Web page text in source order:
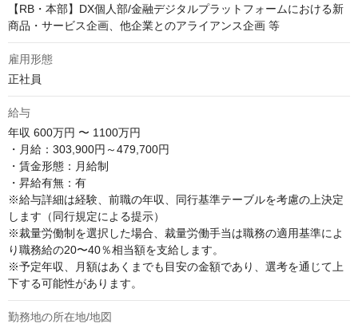
【RB・本部】DX個人部/金融デジタルプラットフォームにおける新
商品・サービス企画、他企業とのアライアンス企画 等
雇用形態
正社員
給与
年収 600万円 〜 1100万円
・月給：303,900円～479,700円
・賃金形態：月給制
・昇給有無：有
※給与詳細は経験、前職の年収、同行基準テーブルを考慮の上決定
します（同行規定による提示）
※裁量労働制を選択した場合、裁量労働手当は職務の適用基準によ
り職務給の20〜40％相当額を支給します。
※予定年収、月額はあくまでも目安の金額であり、選考を通じて上
下する可能性があります。
勤務地の所在地/地図